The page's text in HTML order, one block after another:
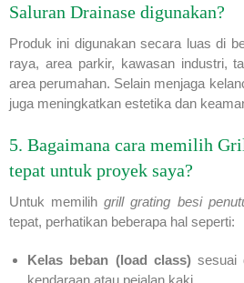
Saluran Drainase digunakan?
Produk ini digunakan secara luas di
raya, area parkir, kawasan industri,
area perumahan. Selain menjaga
juga meningkatkan estetika dan
5. Bagaimana cara memilih
tepat untuk proyek saya?
Untuk memilihgrill grating besi
tepat, perhatikan beberapa hal seperti:
Kelas beban (load class)sesuai
kendaraan atau pejalan kaki.